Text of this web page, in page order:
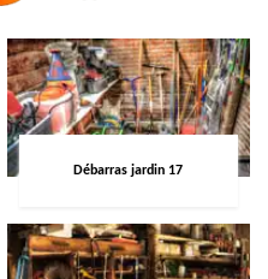
Débarras jardin 17